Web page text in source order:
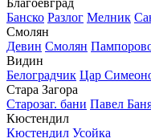
Благоевград
Банско Разлог Мелник
Смолян
Девин Смолян
Видин
Белоградчик Цар
Стара Загора
Старозаг. бани Павел
Кюстендил
Кюстендил Усойка